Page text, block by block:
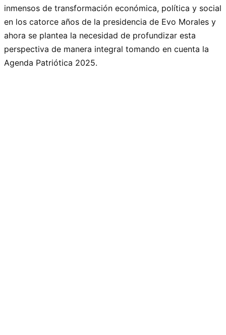
inmensos de transformación económica, política y social
en los catorce años de la presidencia de Evo Morales y
ahora se plantea la necesidad de profundizar esta
perspectiva de manera integral tomando en cuenta la
Agenda Patriótica 2025.